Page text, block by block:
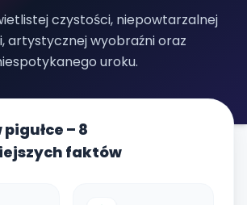
czystości, niepowtarzalnej
artystycznej wyobraźni oraz
uroku.
– 8
faktów